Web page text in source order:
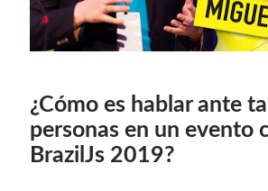
Descuentos
¿Cómo es hablar ante
personas en un evento
BrazilJs 2019?